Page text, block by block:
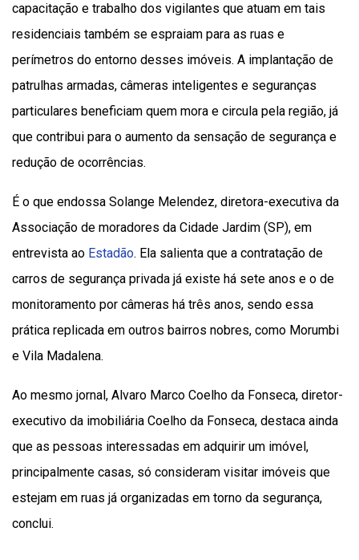
capacitação e trabalho dos vigilantes que atuam em tais
residenciais também se espraiam para as ruas e
perímetros do entorno desses imóveis. A implantação de
patrulhas armadas, câmeras inteligentes e seguranças
particulares beneficiam quem mora e circula pela região, já
que contribui para o aumento da sensação de segurança e
redução de ocorrências.
É o que endossa Solange Melendez, diretora-executiva da
Associação de moradores da Cidade Jardim (SP), em
entrevista ao Estadão. Ela salienta que a contratação de
carros de segurança privada já existe há sete anos e o de
monitoramento por câmeras há três anos, sendo essa
prática replicada em outros bairros nobres, como Morumbi
e Vila Madalena.
Ao mesmo jornal, Alvaro Marco Coelho da Fonseca, diretor-
executivo da imobiliária Coelho da Fonseca, destaca ainda
que as pessoas interessadas em adquirir um imóvel,
principalmente casas, só consideram visitar imóveis que
estejam em ruas já organizadas em torno da segurança,
conclui.